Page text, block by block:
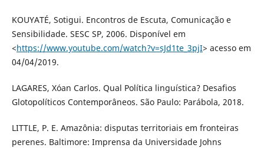
KOUYATÉ, Sotigui. Encontros de Escuta, Comunicação e
Sensibilidade. SESC SP, 2006. Disponível em
<https://www.youtube.com/watch?v=sJd1te_3pjI> acesso em
04/04/2019.
LAGARES, Xóan Carlos. Qual Política linguística? Desafios
Glotopolíticos Contemporâneos. São Paulo: Parábola, 2018.
LITTLE, P. E. Amazônia: disputas territoriais em fronteiras
perenes. Baltimore: Imprensa da Universidade Johns